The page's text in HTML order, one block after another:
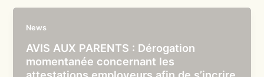
News
AVIS AUX PARENTS : Dérogation
momentanée concernant les
attestations employeurs afin de s’incrire